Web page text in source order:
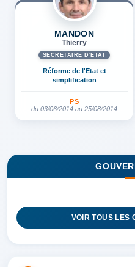
MANDON
Thierry
SECRÉTAIRE D'ETAT
Réforme de l'Etat et
simplification
PS
du 03/06/2014 au 25/08/2014
VOIR TOUS LES